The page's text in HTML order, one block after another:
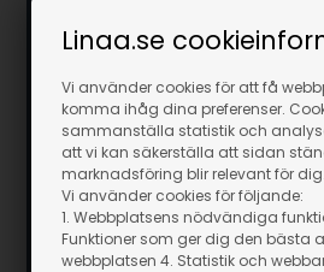
Linaa.se
Vi använder cookies för att få
komma ihåg dina preferenser.
sammanställa statistik och
att vi kan säkerställa att sidan
marknadsföring blir relevant för dig.
Vi använder cookies för följande:
1. Webbplatsens nödvändiga
Funktioner som ger dig den bästa
webbplatsen 4. Statistik och